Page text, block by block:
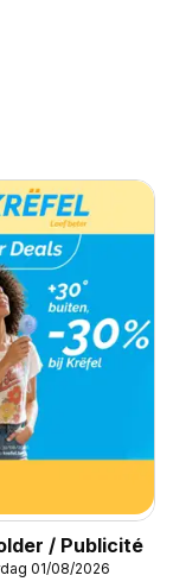
/ Publicité
01/08/2026